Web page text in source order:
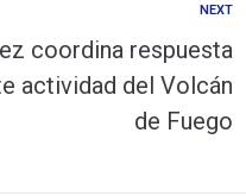
NEXT
coordina respuesta
actividad del Volcán
de Fuego